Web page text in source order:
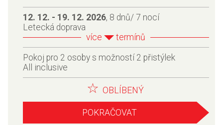
12. 12. - 19. 12. 2026, 8 dnů/ 7 nocí
Letecká doprava
více
termínů
Pokoj pro 2 osoby s možností 2 přistýlek
All inclusive
OBLÍBENÝ
POKRAČOVAT